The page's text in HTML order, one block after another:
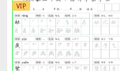
VIP